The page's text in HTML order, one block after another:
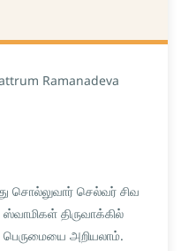
Ramanadeva
சொல்லுவார் செல்வர் சிவ
திருவாக்கில்
அறியலாம்.